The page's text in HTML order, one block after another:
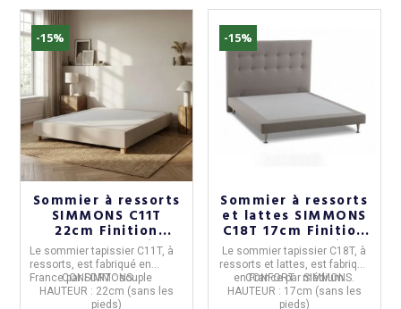
-15%
Sommier à ressorts
SIMMONS C11T
22cm Finition
couture - 10 tailles
Le sommier tapissier C11T, à
ressorts, est fabriqué en
FranceparSIMMONS.
CONFORT : souple
HAUTEUR : 22cm (sans les
pieds)
-15%
Sommier à ressorts
et lattes SIMMONS
C18T 17cm Finition
couture - 10 tailles
Le sommier tapissier C18T, à
ressorts et lattes, est fabriqué
enFranceparSIMMONS
CONFORT : médium
HAUTEUR : 17cm (sans les
pieds)